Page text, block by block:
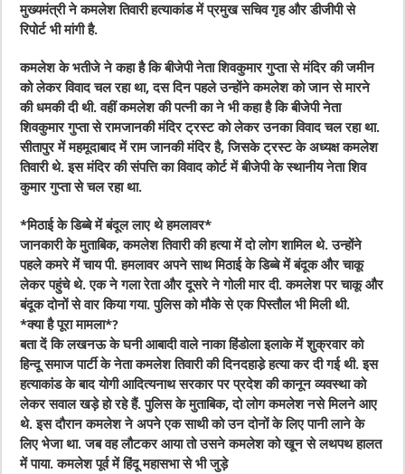
मुख्यमंत्री ने कमलेश तिवारी हत्याकांड में प्रमुख सचिव गृह और डीजीपी से
रिपोर्ट भी मांगी है.
कमलेश के भतीजे ने कहा है कि बीजेपी नेता शिवकुमार गुप्ता से मंदिर की जमीन
को लेकर विवाद चल रहा था, दस दिन पहले उन्होंने कमलेश को जान से मारने
की धमकी दी थी. वहीं कमलेश की पत्नी का ने भी कहा है कि बीजेपी नेता
शिवकुमार गुप्ता से रामजानकी मंदिर ट्रस्ट को लेकर उनका विवाद चल रहा था.
सीतापुर में महमूदाबाद में राम जानकी मंदिर है, जिसके ट्रस्ट के अध्यक्ष कमलेश
तिवारी थे. इस मंदिर की संपत्ति का विवाद कोर्ट में बीजेपी के स्थानीय नेता शिव
कुमार गुप्ता से चल रहा था.
*मिठाई के डिब्बे में बंदूल लाए थे हमलावर*
जानकारी के मुताबिक, कमलेश तिवारी की हत्या में दो लोग शामिल थे. उन्होंने
पहले कमरे में चाय पी. हमलावर अपने साथ मिठाई के डिब्बे में बंदूक और चाकू
लेकर पहुंचे थे. एक ने गला रेता और दूसरे ने गोली मार दी. कमलेश पर चाकू और
बंदूक दोनों से वार किया गया. पुलिस को मौके से एक पिस्तौल भी मिली थी.
*क्या है पूरा मामला*?
बता दें कि लखनऊ के घनी आबादी वाले नाका हिंडोला इलाके में शुक्रवार को
हिन्दू समाज पार्टी के नेता कमलेश तिवारी की दिनदहाडे़ हत्या कर दी गई थी. इस
हत्याकांड के बाद योगी आदित्यनाथ सरकार पर प्रदेश की कानून व्यवस्था को
लेकर सवाल खड़े हो रहे हैं. पुलिस के मुताबिक, दो लोग कमलेश नसे मिलने आए
थे. इस दौरान कमलेश ने अपने एक साथी को उन दोनों के लिए पानी लाने के
लिए भेजा था. जब वह लौटकर आया तो उसने कमलेश को खून से लथपथ हालत
में पाया. कमलेश पूर्व में हिंदू महासभा से भी जुड़े